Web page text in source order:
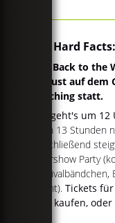
Die Hard
Das Back to
August auf
Garching statt.
Los geht's um
nach 13 Stunden
Anschließend
Aftershow Party
reicht). Tickets
kaufen,